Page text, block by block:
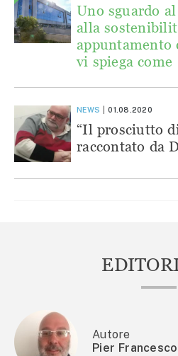
Uno sguardo
alla
appuntamento
vi spiega come
NEWS 01.08.2020
“Il prosciutto
raccontato da
Autore
Pier